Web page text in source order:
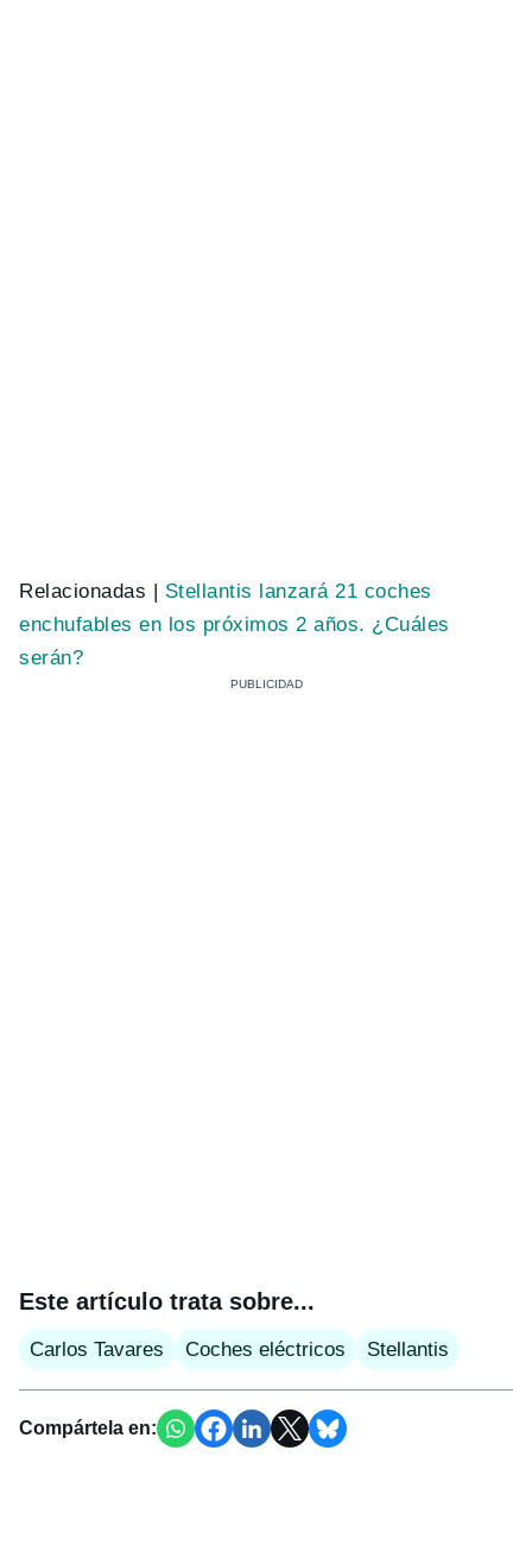
Relacionadas | Stellantis lanzará 21 coches
enchufables en los próximos 2 años. ¿Cuáles
serán?
Este artículo trata sobre...
Carlos Tavares Coches eléctricos Stellantis
Compártela en: